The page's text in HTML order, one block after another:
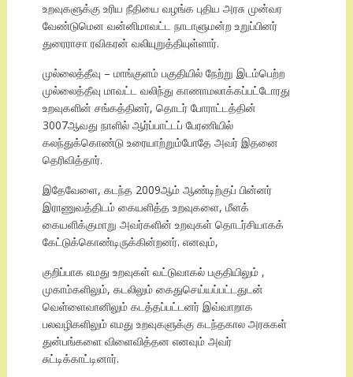
உறவுகளுக்கு உரிய நீதியை வழங்க புதிய அரசு முன்வர
வேண்டுமென வன்னிமாவட்ட நாடாளுமன்ற உறுப்பினர்
துரைராசா ரவிகரன் வலியுறுத்தியுள்ளார்.
முல்லைத்தீவு – மாங்குளம் பகுதியில் நேற்று இடம்பெற்ற
முல்லைத்தீவு மாவட்ட வலிந்து காணாமலாக்கப்பட்டோரது
உறவுகளின் சங்கத்தினர், தொடர் போராட்டத்தின்
3007ஆவது நாளில் ஆர்ப்பாட்டப் பேரணியில்
கலந்துக்கொண்டு உரையாற்றும்போதே அவர் இதனை
தெரிவித்தார்.
இதேவேளை, கடந்த 2009ஆம் ஆண்டிற்குப் பின்னர்
இராணுவத்திடம் கையளித்த உறவுகளை, மீளக்
கையளிக்குமாறு அவர்களின் உறவுகள் தொடர்சியாகக்
கேட்டுக்கொண்டிருக்கின்றனர். எனவும்,
குறிப்பாக எமது உறவுகள் வட்டுவாகல் பகுதியிலும் ,
முகாம்களிலும், கடலிலும் கைதுசெய்யப்பட்டதுடன்
வெள்ளைவானிலும் கடத்தப்பட்டனர் இவ்வாறாக
பலவழிகளிலும் எமது உறவுகளுக்கு கடந்தகால அரசுகள்
துன்பங்களை விளைவித்தன எனவும் அவர்
சுட்டிக்காட்டினார்.